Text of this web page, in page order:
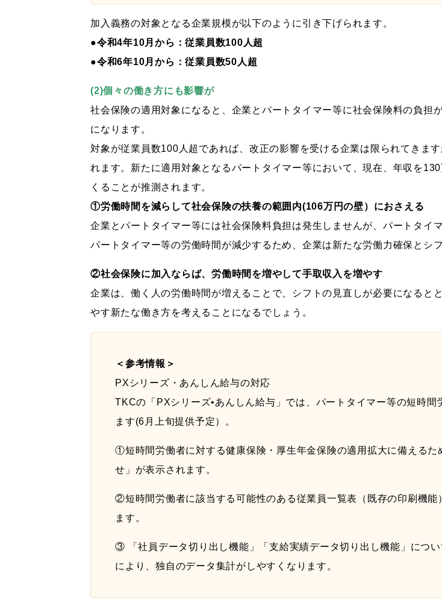
加入義務の対象となる企業規模が以下のように引き下げられます。
●令和4年10月から：従業員数100人超
●令和6年10月から：従業員数50人超
(2)個々の働き方にも影響が
社会保険の適用対象になると、企業とパートタイマー等に社会保険料の負
になります。
対象が従業員数100人超であれば、改正の影響を受ける企業は限られてきま
れます。新たに適用対象となるパートタイマー等において、現在、年収を
くることが推測されます。
①労働時間を減らして社会保険の扶養の範囲内(106万円の壁）におさえる
企業とパートタイマー等には社会保険料負担は発生しませんが、パートタイ
パートタイマー等の労働時間が減少するため、企業は新たな労働力確保とシ
②社会保険に加入ならば、労働時間を増やして手取収入を増やす
企業は、働く人の労働時間が増えることで、シフトの見直しが必要になる
やす新たな働き方を考えることになるでしょう。
＜参考情報＞
PXシリーズ・あんしん給与の対応
TKCの「PXシリーズ•あんしん給与」では、パートタイマー等の短時
ます(6月上旬提供予定）。
①短時間労働者に対する健康保険・厚生年金保険の適用拡大に備える
せ」が表示されます。
②短時間労働者に該当する可能性のある従業員一覧表（既存の印刷機
ます。
③ 「社員データ切り出し機能」「支給実績データ切り出し機能」につ
により、独自のデータ集計がしやすくなります。